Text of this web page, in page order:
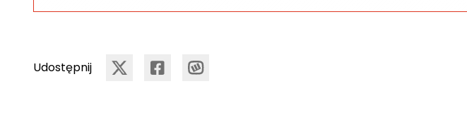
Udostępnij